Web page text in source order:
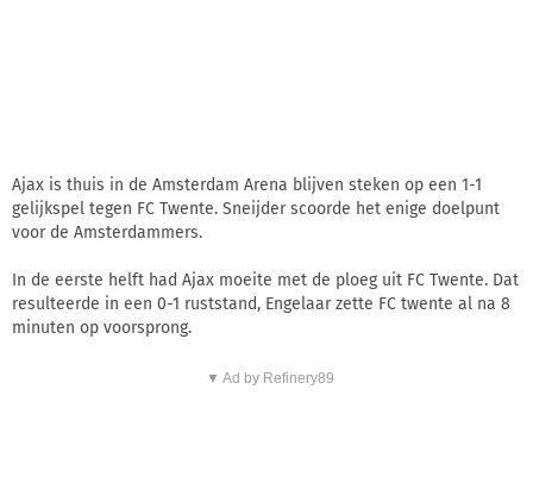
Ajax is thuis in de Amsterdam Arena blijven steken op een 1-1
gelijkspel tegen FC Twente. Sneijder scoorde het enige doelpunt
voor de Amsterdammers.
In de eerste helft had Ajax moeite met de ploeg uit FC Twente. Dat
resulteerde in een 0-1 ruststand, Engelaar zette FC twente al na 8
minuten op voorsprong.
▼ Ad by Refinery89